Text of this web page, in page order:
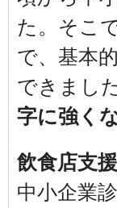
た。そこ
で、基本
できまし
字に強く
飲食店支
中小企業